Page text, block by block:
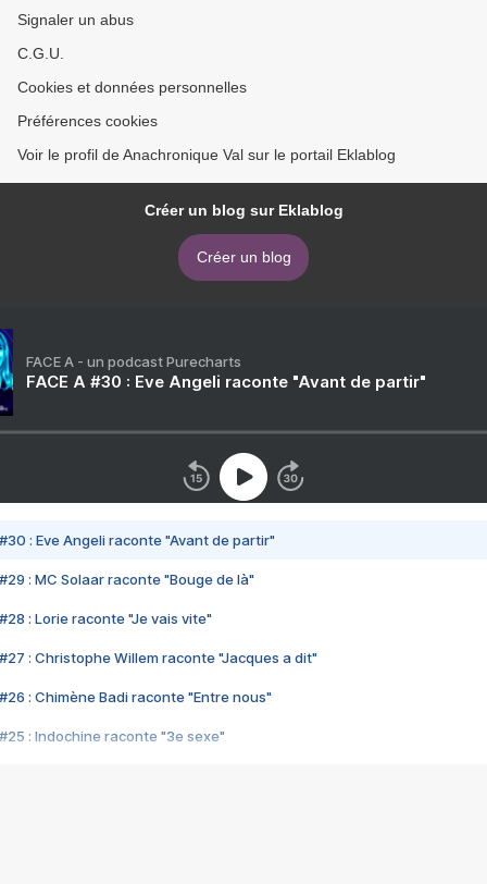
Signaler un abus
C.G.U.
Cookies et données personnelles
Préférences cookies
Voir le profil de Anachronique Val sur le portail Eklablog
Créer un blog sur Eklablog
Créer un blog
FACE A - un podcast Purecharts
FACE A #30 : Eve Angeli raconte "Avant de partir"
#30 : Eve Angeli raconte "Avant de partir"
#29 : MC Solaar raconte "Bouge de là"
#28 : Lorie raconte "Je vais vite"
#27 : Christophe Willem raconte "Jacques a dit"
#26 : Chimène Badi raconte "Entre nous"
#25 : Indochine raconte "3e sexe"